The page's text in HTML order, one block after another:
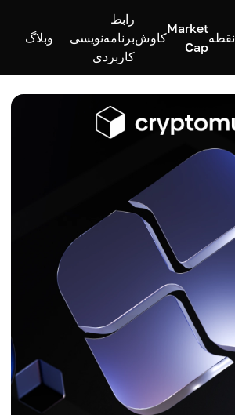
نقطه
Market
Cap
کاوش
رابط
برنامه‌نویسی
کاربردی
وبلاگ